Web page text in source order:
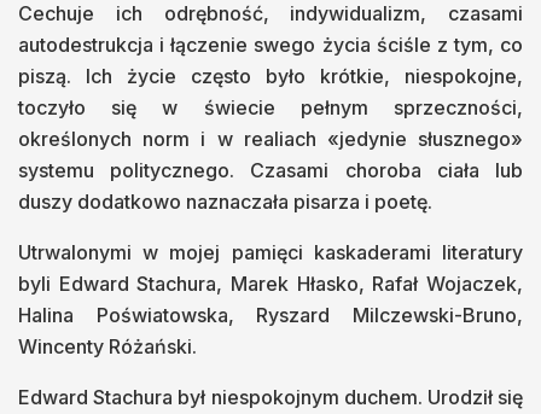
Cechuje ich odrębność, indywidualizm, czasami
autodestrukcja i łączenie swego życia ściśle z tym, co
piszą. Ich życie często było krótkie, niespokojne,
toczyło się w świecie pełnym sprzeczności,
określonych norm i w realiach «jedynie słusznego»
systemu politycznego. Czasami choroba ciała lub
duszy dodatkowo naznaczała pisarza i poetę.
Utrwalonymi w mojej pamięci kaskaderami literatury
byli Edward Stachura, Marek Hłasko, Rafał Wojaczek,
Halina Poświatowska, Ryszard Milczewski-Bruno,
Wincenty Różański.
Edward Stachura był niespokojnym duchem. Urodził się